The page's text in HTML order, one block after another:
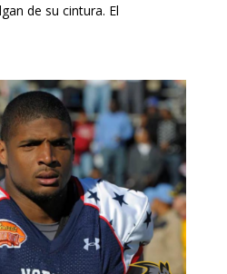
de su cintura. El